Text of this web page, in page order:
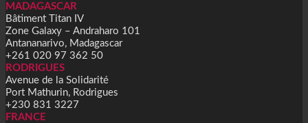
MADAGASCAR
Bâtiment Titan IV
Zone Galaxy – Andraharo 101
Antananarivo, Madagascar
+261 020 97 362 50
RODRIGUES
Avenue de la Solidarité
Port Mathurin, Rodrigues
+230 831 3227
FRANCE